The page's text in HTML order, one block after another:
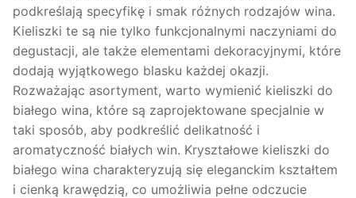
podkreślają specyfikę i smak różnych rodzajów wina.
Kieliszki te są nie tylko funkcjonalnymi naczyniami do
degustacji, ale także elementami dekoracyjnymi, które
dodają wyjątkowego blasku każdej okazji.
Rozważając asortyment, warto wymienić kieliszki do
białego wina, które są zaprojektowane specjalnie w
taki sposób, aby podkreślić delikatność i
aromatyczność białych win. Kryształowe kieliszki do
białego wina charakteryzują się eleganckim kształtem
i cienką krawędzią, co umożliwia pełne odczucie